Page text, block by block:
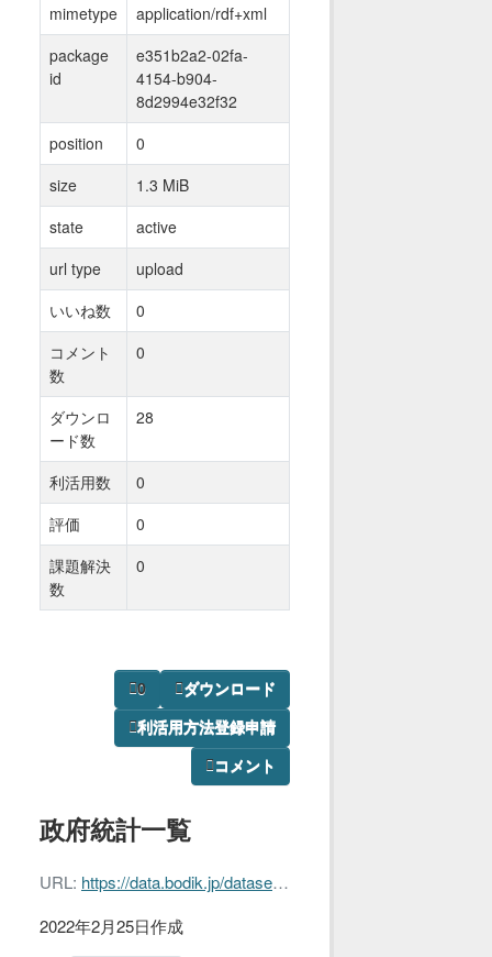
0 ダウンロード
利活用方法登録申請
コメント
政府統計一覧
URL: https://data.bodik.jp/dataset/e351b2a2-02fa-4154-b904-8d2994e32f32/resource/09a6708f-fccd-4f13-bce5-02472d175e5c/download/260002officialstatisticslist_ttl.rdf
2022年2月25日作成
mimetype
application/rdf+xml
package
id
e351b2a2-02fa-
4154-b904-
8d2994e32f32
position
0
size
1.3 MiB
state
active
url type
upload
いいね数
0
コメント
数
0
ダウンロ
ード数
28
利活用数
0
評価
0
課題解決
数
0